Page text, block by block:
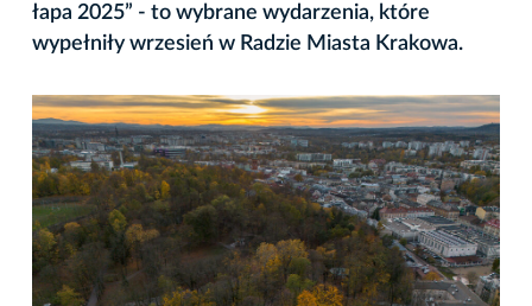
łapa 2025” - to wybrane wydarzenia, które
wypełniły wrzesień w Radzie Miasta Krakowa.